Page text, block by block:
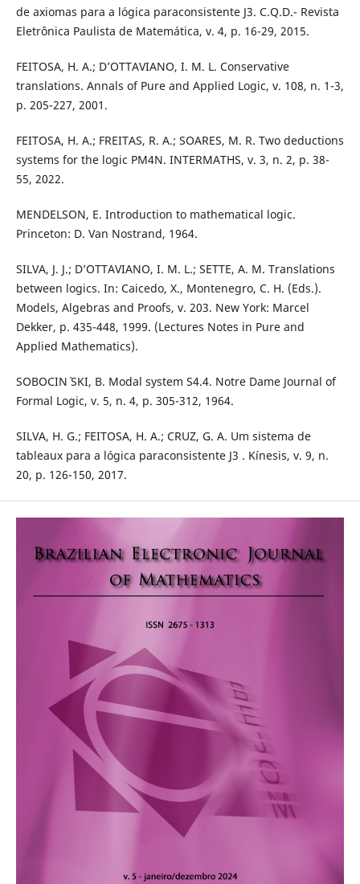
de axiomas para a lógica paraconsistente J3. C.Q.D.- Revista
Eletrônica Paulista de Matemática, v. 4, p. 16-29, 2015.
FEITOSA, H. A.; D’OTTAVIANO, I. M. L. Conservative
translations. Annals of Pure and Applied Logic, v. 108, n. 1-3,
p. 205-227, 2001.
FEITOSA, H. A.; FREITAS, R. A.; SOARES, M. R. Two deductions
systems for the logic PM4N. INTERMATHS, v. 3, n. 2, p. 38-
55, 2022.
MENDELSON, E. Introduction to mathematical logic.
Princeton: D. Van Nostrand, 1964.
SILVA, J. J.; D’OTTAVIANO, I. M. L.; SETTE, A. M. Translations
between logics. In: Caicedo, X., Montenegro, C. H. (Eds.).
Models, Algebras and Proofs, v. 203. New York: Marcel
Dekker, p. 435-448, 1999. (Lectures Notes in Pure and
Applied Mathematics).
SOBOCIN´ SKI, B. Modal system S4.4. Notre Dame Journal of
Formal Logic, v. 5, n. 4, p. 305-312, 1964.
SILVA, H. G.; FEITOSA, H. A.; CRUZ, G. A. Um sistema de
tableaux para a lógica paraconsistente J3 . Kínesis, v. 9, n.
20, p. 126-150, 2017.